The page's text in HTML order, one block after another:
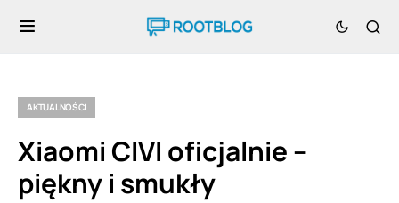
AKTUALNOŚCI
Xiaomi CIVI oficjalnie –
piękny i smukły